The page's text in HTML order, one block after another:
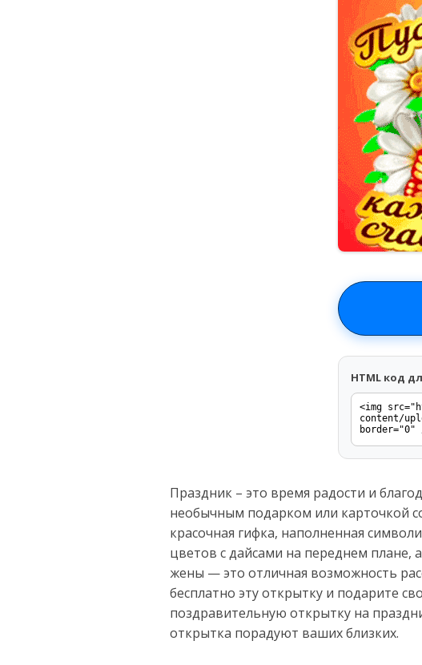
HTML код
Праздник – это время радости и
необычным подарком или карточкой
красочная гифка, наполненная
цветов с дайсами на переднем плане,
жены — это отличная возможность
бесплатно эту открытку и подарите
поздравительную открытку на
открытка порадуют ваших близких.